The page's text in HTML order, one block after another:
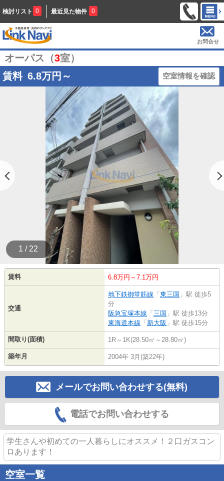
検討リスト 0 最近見た物件 0
お問合せ
オーパス（3室）
賃料 6.8万円～ 空室情報を確認
1 / 22
賃料 6.8万円～7.1万円
交通
地下鉄御堂筋線 「 東三国 」駅 徒歩5
分
阪急宝塚本線 「 三国 」駅 徒歩13分
東海道本線 「 新大阪 」駅 徒歩15分
間取り(面積) 1R～1K(28.50㎡～28.80㎡)
築年月 2004年 3月(築22年)
メールでお問い合わせする(無料)
電話でお問い合わせする
学生さんや初めての一人暮らしにオススメ！２口ガスコン
ロあります！
空室一覧